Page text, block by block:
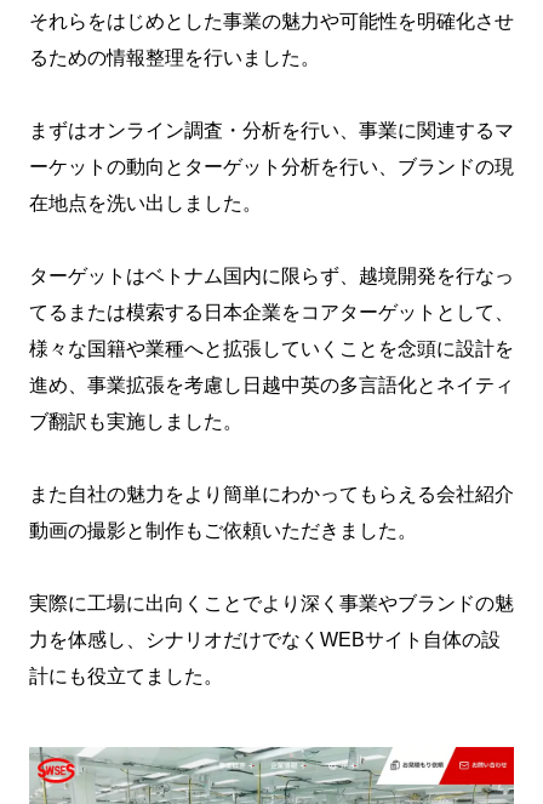
それらをはじめとした事業の魅力や可能性を明確化させ
るための情報整理を行いました。
まずはオンライン調査・分析を行い、事業に関連するマ
ーケットの動向とターゲット分析を行い、ブランドの現
在地点を洗い出しました。
ターゲットはベトナム国内に限らず、越境開発を行なっ
てるまたは模索する日本企業をコアターゲットとして、
様々な国籍や業種へと拡張していくことを念頭に設計を
進め、事業拡張を考慮し日越中英の多言語化とネイティ
ブ翻訳も実施しました。
また自社の魅力をより簡単にわかってもらえる会社紹介
動画の撮影と制作もご依頼いただきました。
実際に工場に出向くことでより深く事業やブランドの魅
力を体感し、シナリオだけでなくWEBサイト自体の設
計にも役立てました。